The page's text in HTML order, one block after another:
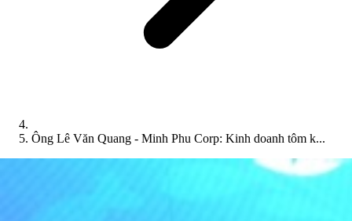
Ông Lê Văn Quang - Minh Phu Corp: Kinh doanh tôm k...